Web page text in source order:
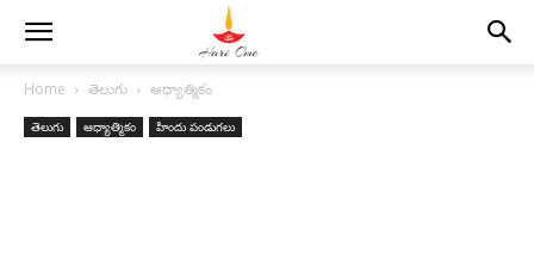
Home తెలుగు ఆధ్యాత్మికం
తెలుగు ఆధ్యాత్మికం హిందు పండుగలు